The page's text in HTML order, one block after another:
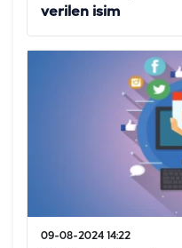
verilen isim
09-08-2024 14:22